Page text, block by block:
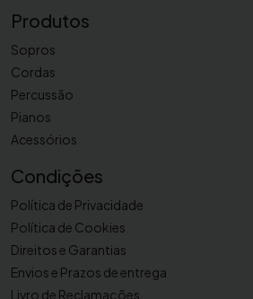
a
n
d
o
r
e
n
Z
Produtos
Sopros
Cordas
Percussão
Pianos
Acessórios
Condições
Política de Privacidade
Política de Cookies
Direitos e Garantias
Envios e Prazos de entrega
Livro de Reclamações